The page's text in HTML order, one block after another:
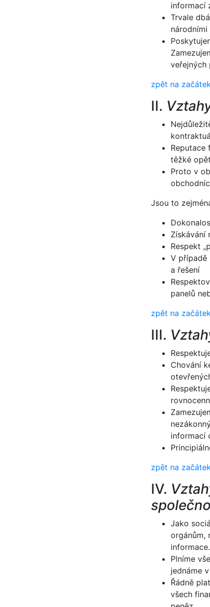
informací
Trvale
veřejných
zpět na
II.
Reputace
těžké
Proto v
Jsou to
Získávání
Respekt
V případě
a řešení
panelů
zpět na
III.
Chování
informací
zpět na
IV.
Jako
orgánům,
informace.
Plníme
jednáme
Řádně
všech